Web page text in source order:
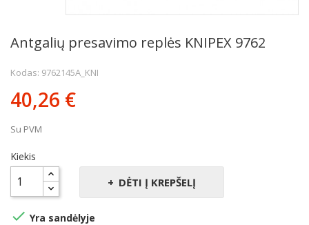
Antgalių presavimo replės KNIPEX 9762
Kodas: 9762145A_KNI
40,26 €
Su PVM
Kiekis
DĖTI Į KREPŠELĮ
 Yra sandėlyje